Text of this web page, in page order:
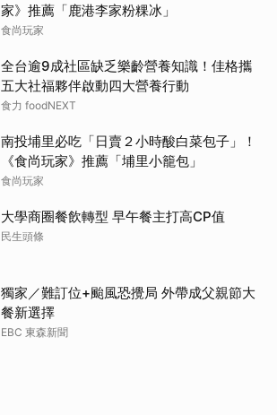
家》推薦「鹿港李家粉粿冰」
食尚玩家
全台逾9成社區缺乏樂齡營養知識！佳格攜
五大社福夥伴啟動四大營養行動
食力 foodNEXT
南投埔里必吃「日賣２小時酸白菜包子」！
《食尚玩家》推薦「埔里小籠包」
食尚玩家
大學商圈餐飲轉型 早午餐主打高CP值
民生頭條
獨家／難訂位+颱風恐攪局 外帶成父親節大
餐新選擇
EBC 東森新聞